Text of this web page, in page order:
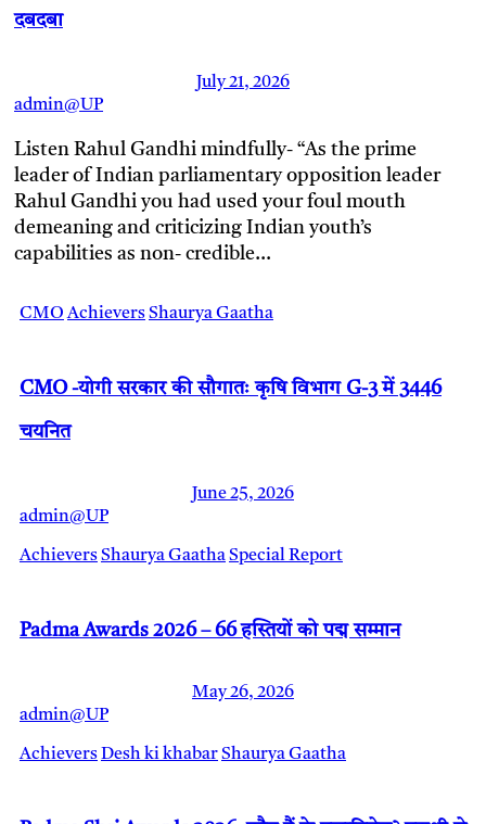
दबदबा
July 21, 2026
admin@UP
Listen Rahul Gandhi mindfully- “As the prime
leader of Indian parliamentary opposition leader
Rahul Gandhi you had used your foul mouth
demeaning and criticizing Indian youth’s
capabilities as non- credible…
CMO AchieversShaurya Gaatha
CMO -योगी सरकार की सौगातः कृषि विभाग G-3 में 3446
चयनित
June 25, 2026
admin@UP
AchieversShaurya GaathaSpecial Report
Padma Awards 2026 – 66 हस्तियों को पद्म सम्मान
May 26, 2026
admin@UP
AchieversDesh ki khabarShaurya Gaatha